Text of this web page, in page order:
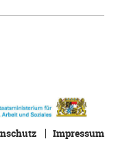
Impressum